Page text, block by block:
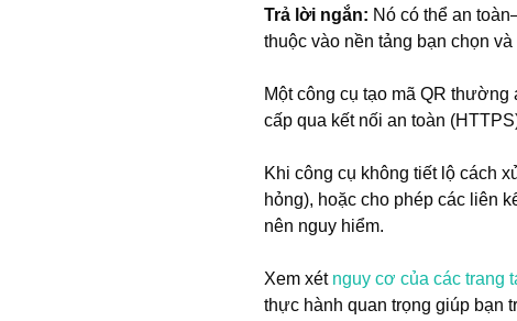
Trả lời ngắn: Nó có thể an
thuộc vào nền tảng bạn chọn
Một công cụ tạo mã QR
cấp qua kết nối an toàn
Khi công cụ không tiết lộ cách
hỏng), hoặc cho phép các liên
nên nguy hiểm.
Xem xét nguy cơ của các trang
thực hành quan trọng giúp bạn